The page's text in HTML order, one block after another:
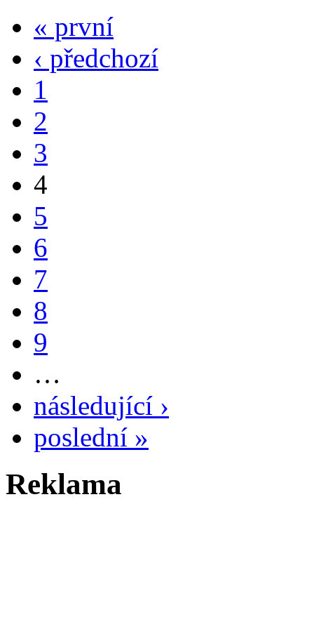
« první
‹ předchozí
1
2
3
4
5
6
7
8
9
…
následující ›
poslední »
Reklama